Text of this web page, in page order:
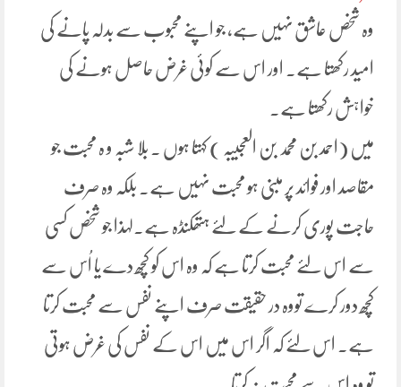
وہ شخص عاشق نہیں ہے، جو اپنے محبوب سے بدلہ پانے کی
امید رکھتا ہے۔ اور اس سے کوئی غرض حاصل ہونے کی
خواہش رکھتا ہے۔
میں (احمد بن محمد بن العجیبہ ) کہتا ہوں ۔ بلا شبہ و ہ محبت جو
مقاصد اور فوائد پر مبنی ہو محبت نہیں ہے۔ بلکہ وہ صرف
حاجت پوری کرنے کے لئے ہتھکنڈہ ہے۔لہذا جو شخص کسی
سے اس لئے محبت کرتا ہے کہ وہ اس کو کچھ دے یا اُس سے
کچھ دور کرے تووہ در حقیقت صرف اپنے نفس سے محبت کرتا
ہے۔ اس لئے کہ اگر اس میں اس کے نفس کی غرض ہوتی